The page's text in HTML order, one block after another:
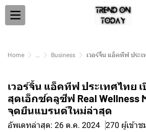
Home ... Business เวอร์จิ้น แอ็คทีฟ ประเทศไทย เปิดตัวแคมเปญสุดเอ็กซ์
เวอร์จิ้น แอ็คทีฟ ประเทศไทย
สุดเอ็กซ์คลูซีฟ Real Wellness
จุดยืนแบรนด์ใหม่ล่าสุด
อัพเดทล่าสุด: 26 ต.ค. 2024 270 ผู้เข้าช